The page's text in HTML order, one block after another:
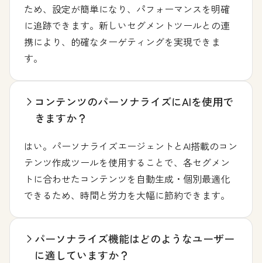
ため、設定が簡単になり、パフォーマンスを明確
に追跡できます。新しいセグメントツールとの連
携により、的確なターゲティングを実現できま
す。
コンテンツのパーソナライズにAIを使用で
きますか？
はい。パーソナライズエージェントとAI搭載のコン
テンツ作成ツールを使用することで、各セグメン
トに合わせたコンテンツを自動生成・個別最適化
できるため、時間と労力を大幅に節約できます。
パーソナライズ機能はどのようなユーザー
に適していますか？